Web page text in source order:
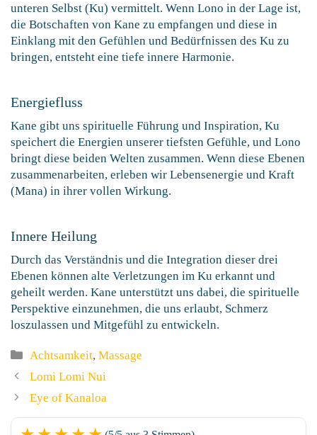
unteren Selbst (Ku) vermittelt. Wenn Lono in der Lage ist,
die Botschaften von Kane zu empfangen und diese in
Einklang mit den Gefühlen und Bedürfnissen des Ku zu
bringen, entsteht eine tiefe innere Harmonie.
Energiefluss
Kane gibt uns spirituelle Führung und Inspiration, Ku
speichert die Energien unserer tiefsten Gefühle, und Lono
bringt diese beiden Welten zusammen. Wenn diese Ebenen
zusammenarbeiten, erleben wir Lebensenergie und Kraft
(Mana) in ihrer vollen Wirkung.
Innere Heilung
Durch das Verständnis und die Integration dieser drei
Ebenen können alte Verletzungen im Ku erkannt und
geheilt werden. Kane unterstützt uns dabei, die spirituelle
Perspektive einzunehmen, die uns erlaubt, Schmerz
loszulassen und Mitgefühl zu entwickeln.
Categories
Achtsamkeit,Massage
Lomi Lomi Nui
Eye of Kanaloa